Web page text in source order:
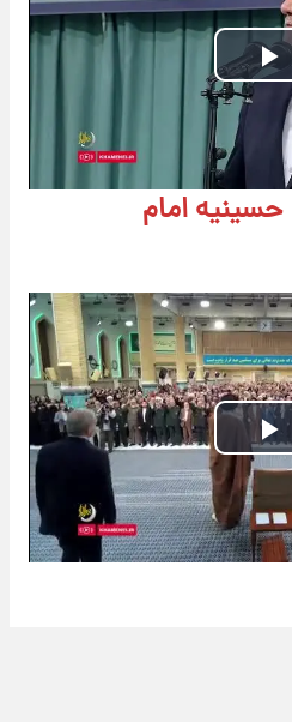
Play
Video
حسینیه امام
Play
Video